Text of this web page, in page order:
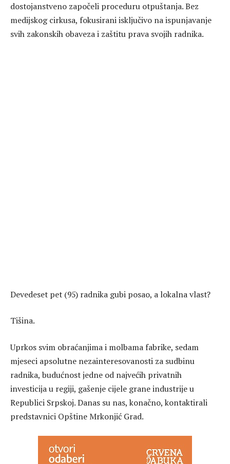
dostojanstveno započeli proceduru otpuštanja. Bez
medijskog cirkusa, fokusirani isključivo na ispunjavanje
svih zakonskih obaveza i zaštitu prava svojih radnika.
Devedeset pet (95) radnika gubi posao, a lokalna vlast?
Tišina.
Uprkos svim obraćanjima i molbama fabrike, sedam
mjeseci apsolutne nezainteresovanosti za sudbinu
radnika, budućnost jedne od najvećih privatnih
investicija u regiji, gašenje cijele grane industrije u
Republici Srpskoj. Danas su nas, konačno, kontaktirali
predstavnici Opštine Mrkonjić Grad.